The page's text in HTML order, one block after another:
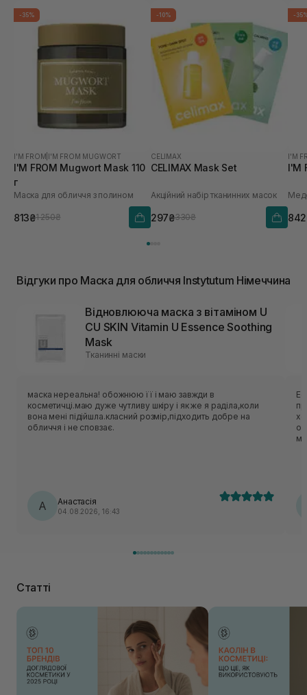
-35%
I'M FROM I'M FROM MUGWORT
I'M FROM Mugwort Mask 110
г
Маска для обличчя з полином
813₴1 250₴
-10%
CELIMAX
CELIMAX Mask Set
Акційний набір тканинних масок
297₴330₴
-
I'M
I'M
Відгуки про Маска для обличчя Instytutum Німеччина
Відновлююча маска з вітаміном U
CU SKIN Vitamin U Essence Soothing
Mask
Тканинні маски
маска нереальна! обожнюю її і маю завжди в
косметичці.маю дуже чутливу шкіру і як же я раділа,коли
вона мені підійшла.класний розмір,підходить добре на
обличчя і не сповзає.
А Анастасія
04.08.2026, 16:43
Статті